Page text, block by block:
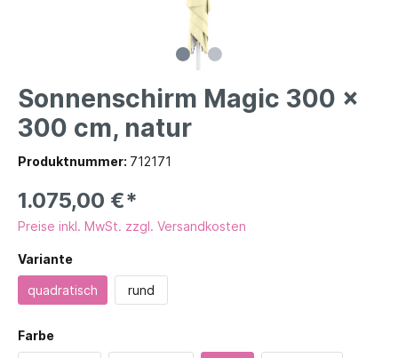
Sonnenschirm Magic 300 x
300 cm, natur
Produktnummer: 712171
1.075,00 €*
Preise inkl. MwSt. zzgl. Versandkosten
Variante
quadratisch rund
Farbe